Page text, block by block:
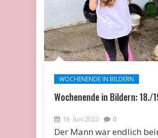
WOCHENENDE IN BILDERN
Wochenende in Bildern: 18./
19. Juni 2022 0
Der Mann war endlich